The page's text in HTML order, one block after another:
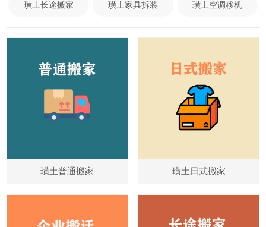
璜土长途搬家 璜土家具拆装 璜土空调移机
璜土普通搬家 璜土日式搬家